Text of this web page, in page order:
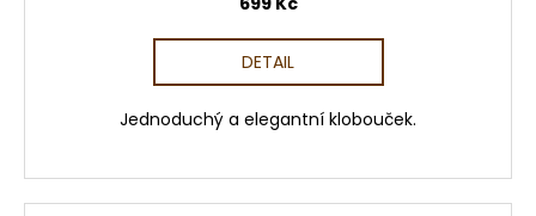
DETAIL
Jednoduchý a elegantní klobouček.